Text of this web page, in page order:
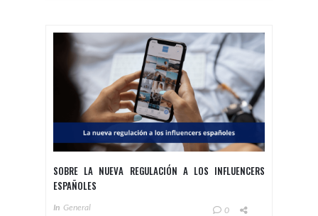
SOBRE LA NUEVA REGULACIÓN A LOS INFLUENCERS
ESPAÑOLES
In General 0